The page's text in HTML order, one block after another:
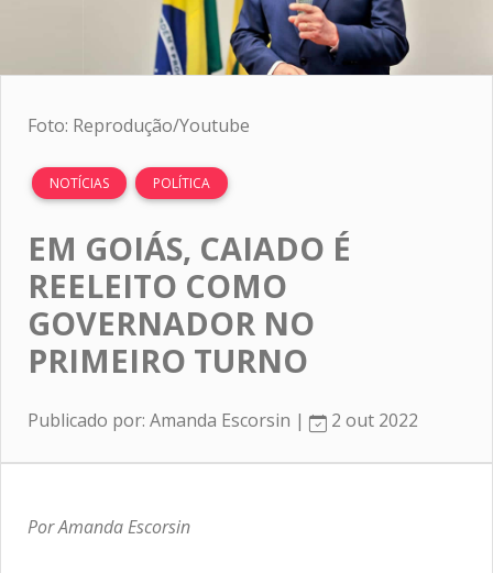
Foto: Reprodução/Youtube
NOTÍCIAS POLÍTICA
EM GOIÁS, CAIADO É
REELEITO COMO
GOVERNADOR NO
PRIMEIRO TURNO
Publicado por: Amanda Escorsin | 2 out 2022
Por Amanda Escorsin